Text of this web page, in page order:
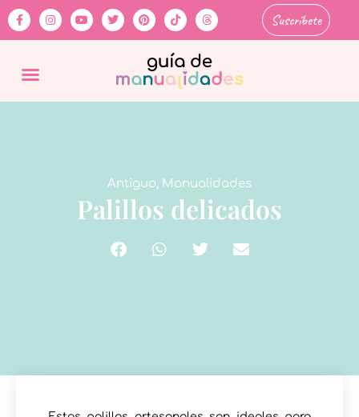
Suscríbete
Antiguo, Manualidades
Palillos delicados